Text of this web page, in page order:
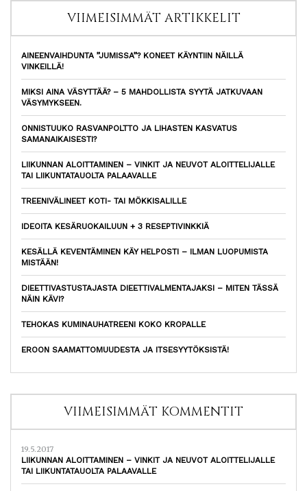
VIIMEISIMMÄT ARTIKKELIT
AINEENVAIHDUNTA ”JUMISSA”? KONEET KÄYNTIIN NÄILLÄ
VINKEILLÄ!
MIKSI AINA VÄSYTTÄÄ? – 5 MAHDOLLISTA SYYTÄ JATKUVAAN
VÄSYMYKSEEN.
ONNISTUUKO RASVANPOLTTO JA LIHASTEN KASVATUS
SAMANAIKAISESTI?
LIIKUNNAN ALOITTAMINEN – VINKIT JA NEUVOT ALOITTELIJALLE
TAI LIIKUNTATAUOLTA PALAAVALLE
TREENIVÄLINEET KOTI- TAI MÖKKISALILLE
IDEOITA KESÄRUOKAILUUN + 3 RESEPTIVINKKIÄ
KESÄLLÄ KEVENTÄMINEN KÄY HELPOSTI – ILMAN LUOPUMISTA
MISTÄÄN!
DIEETTIVASTUSTAJASTA DIEETTIVALMENTAJAKSI – MITEN TÄSSÄ
NÄIN KÄVI?
TEHOKAS KUMINAUHATREENI KOKO KROPALLE
EROON SAAMATTOMUUDESTA JA ITSESYYTÖKSISTÄ!
VIIMEISIMMÄT KOMMENTIT
19.5.2017
LIIKUNNAN ALOITTAMINEN – VINKIT JA NEUVOT ALOITTELIJALLE
TAI LIIKUNTATAUOLTA PALAAVALLE